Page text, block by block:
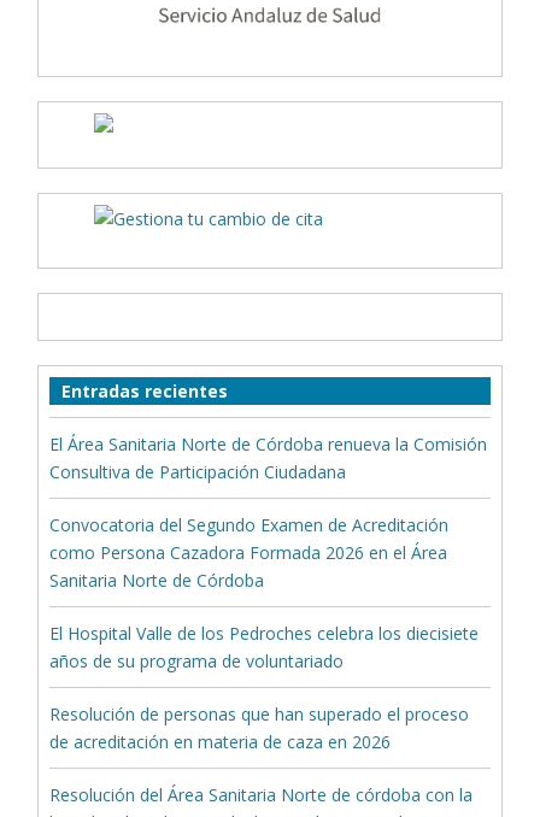
Entradas recientes
El Área Sanitaria Norte de Córdoba renueva la Comisión
Consultiva de Participación Ciudadana
Convocatoria del Segundo Examen de Acreditación
como Persona Cazadora Formada 2026 en el Área
Sanitaria Norte de Córdoba
El Hospital Valle de los Pedroches celebra los diecisiete
años de su programa de voluntariado
Resolución de personas que han superado el proceso
de acreditación en materia de caza en 2026
Resolución del Área Sanitaria Norte de córdoba con la